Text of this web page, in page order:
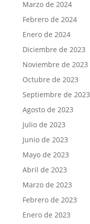
Marzo de 2024
Febrero de 2024
Enero de 2024
Diciembre de 2023
Noviembre de 2023
Octubre de 2023
Septiembre de 2023
Agosto de 2023
Julio de 2023
Junio de 2023
Mayo de 2023
Abril de 2023
Marzo de 2023
Febrero de 2023
Enero de 2023